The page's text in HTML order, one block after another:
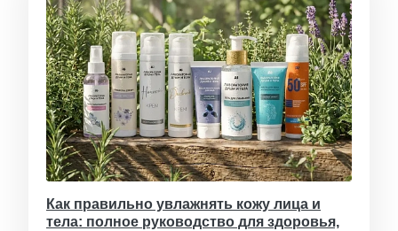
Как правильно увлажнять кожу лица и
тела: полное руководство для здоровья,